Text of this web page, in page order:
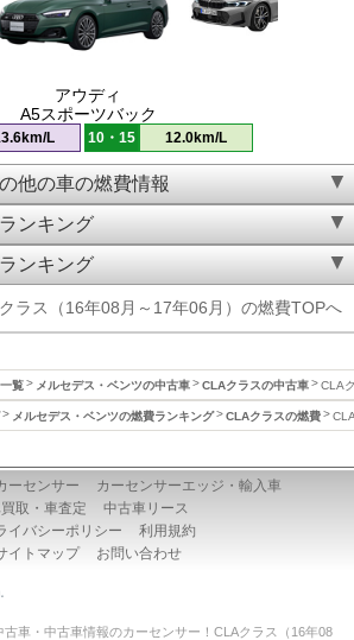
アウディ
A5スポーツバック
L 10・15 12.0km/L
他の車の燃費情報
ンキング
ンキング
ラス（16年08月～17年06月）の燃費TOPへ
覧 メルセデス・ベンツの中古車 CLAクラスの中古車 CLA
メルセデス・ベンツの燃費ランキング CLAクラスの燃費
ーセンサー
カーセンサーエッジ・輸入車
取・車査定
中古車リース
イバシーポリシー
利用規約
イトマップ
お問い合わせ
車・中古車情報のカーセンサー！CLAクラス（16年08